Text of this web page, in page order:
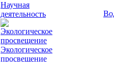
Научная
деятельность
Экологическое
просвещение